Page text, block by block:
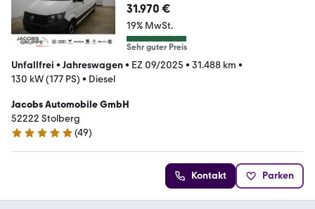
31.970 €
19% MwSt.
Sehr guter Preis
Unfallfrei • Jahreswagen• EZ 09/2025 • 31.488 km •
130 kW (177 PS) • Diesel
Jacobs Automobile GmbH
52222 Stolberg
5 Sterne
(49)
Kontakt Parken